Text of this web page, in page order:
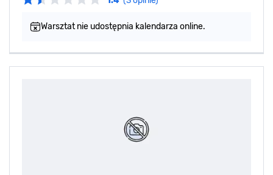
Warsztat nie udostępnia kalendarza online.